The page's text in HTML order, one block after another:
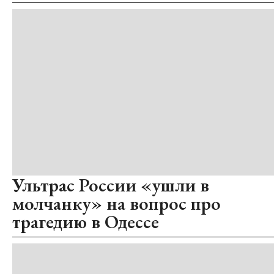
Ультрас России «ушли в
молчанку» на вопрос про
трагедию в Одессе